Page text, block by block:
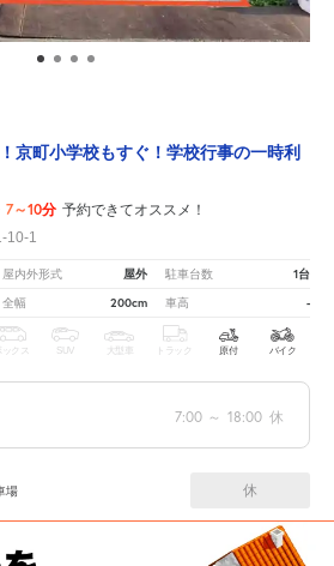
京町小学校もすぐ！学校行事の一時利
7～10分 予約できてオススメ！
10-1
屋内外形式 屋外 駐車台数 1台
全幅 200cm 車高 -
ックス SUV 大型車 トラック 原付 バイク
7:00 ～ 18:00 休
場 休